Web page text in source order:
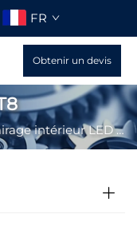
FR
Obtenir un devis
intérieur LED>